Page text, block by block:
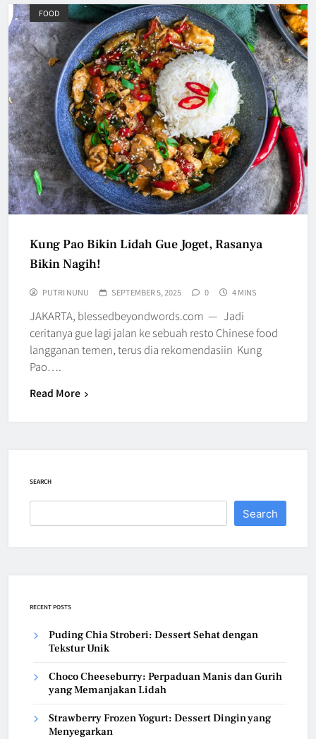
FOOD
Kung Pao Bikin Lidah Gue Joget, Rasanya
Bikin Nagih!
PUTRI NUNU SEPTEMBER 5, 2025 0 4 MINS
JAKARTA, blessedbeyondwords.com — Jadi
ceritanya gue lagi jalan ke sebuah resto Chinese food
langganan temen, terus dia rekomendasiin Kung
Pao….
Read More
SEARCH
Search
RECENT POSTS
Puding Chia Stroberi: Dessert Sehat dengan
Tekstur Unik
Choco Cheeseburry: Perpaduan Manis dan Gurih
yang Memanjakan Lidah
Strawberry Frozen Yogurt: Dessert Dingin yang
Menyegarkan